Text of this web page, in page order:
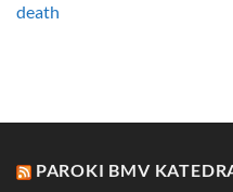
death
PAROKI BMV